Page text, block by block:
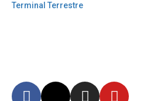
Terminal Terrestre